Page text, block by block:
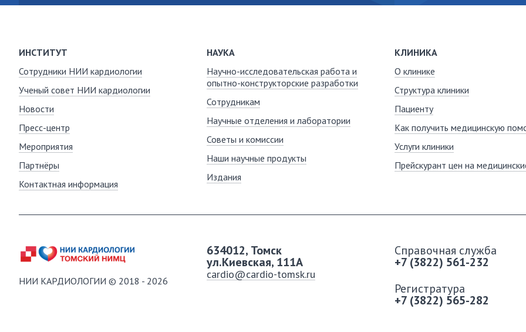
ИНСТИТУТ
Сотрудники НИИ кардиологии
Ученый совет НИИ кардиологии
Новости
Пресс-центр
Мероприятия
Партнёры
Контактная информация
НАУКА
Научно-исследовательская работа и
опытно-конструкторские разработки
Сотрудникам
Научные отделения и лаборатории
Советы и комиссии
Наши научные продукты
Издания
КЛИНИКА
О клинике
Структура клиники
Пациенту
Как получить медицинскую
Услуги клиники
Прейскурант цен на
НИИ КАРДИОЛОГИИ © 2018 - 2026
634012, Томск
ул.Киевская, 111A
cardio@cardio-tomsk.ru
Справочная служба
+7 (3822) 561-232
Регистратура
+7 (3822) 565-282